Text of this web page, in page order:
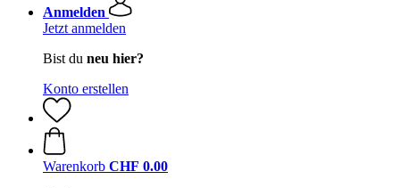
Anmelden
Jetzt anmelden
Bist du neu hier?
Konto erstellen
Warenkorb CHF 0.00